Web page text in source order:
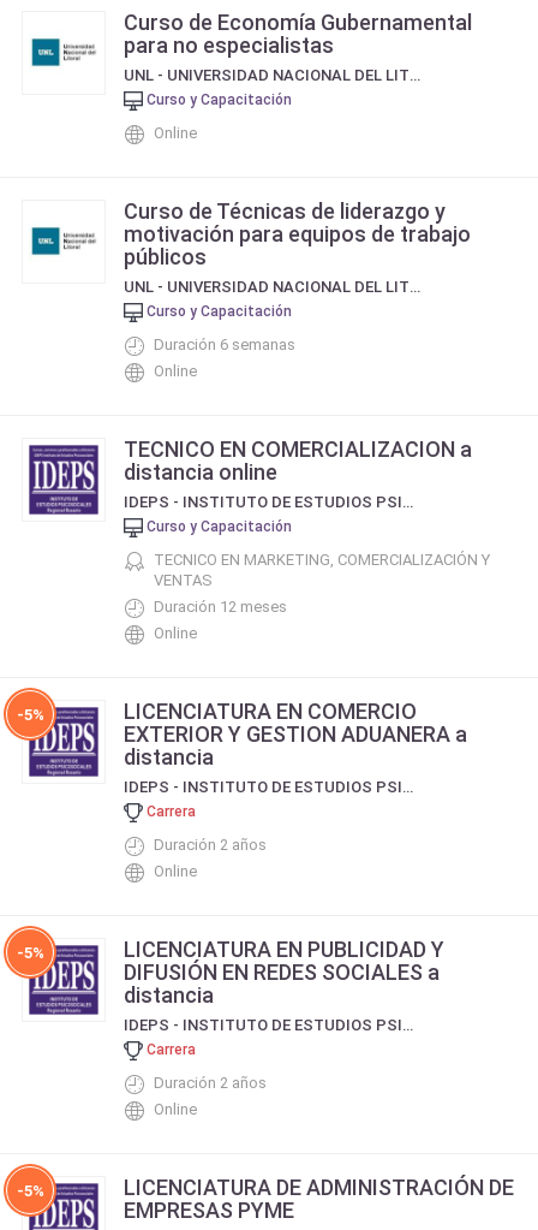
Curso de Economía Gubernamental
para no especialistas
UNL - UNIVERSIDAD NACIONAL DEL LITORAL
Curso y Capacitación
Online
Curso de Técnicas de liderazgo y
motivación para equipos de trabajo
públicos
UNL - UNIVERSIDAD NACIONAL DEL LITORAL
Curso y Capacitación
Duración 6 semanas
Online
TECNICO EN COMERCIALIZACION a
distancia online
IDEPS - INSTITUTO DE ESTUDIOS PSICOSOCIALES (REGIONAL ROSARIO)
Curso y Capacitación
TECNICO EN MARKETING, COMERCIALIZACIÓN Y
VENTAS
Duración 12 meses
Online
-5%
LICENCIATURA EN COMERCIO
EXTERIOR Y GESTION ADUANERA a
distancia
IDEPS - INSTITUTO DE ESTUDIOS PSICOSOCIALES (REGIONAL ROSARIO)
Carrera
Duración 2 años
Online
-5%
LICENCIATURA EN PUBLICIDAD Y
DIFUSIÓN EN REDES SOCIALES a
distancia
IDEPS - INSTITUTO DE ESTUDIOS PSICOSOCIALES (REGIONAL ROSARIO)
Carrera
Duración 2 años
Online
-5%
LICENCIATURA DE ADMINISTRACIÓN DE
EMPRESAS PYME